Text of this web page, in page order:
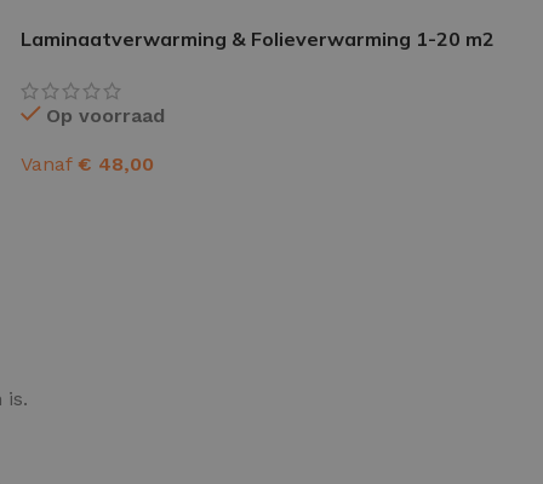
Laminaatverwarming & Folieverwarming 1-20 m2
Op voorraad
Vanaf € 48,00
is.